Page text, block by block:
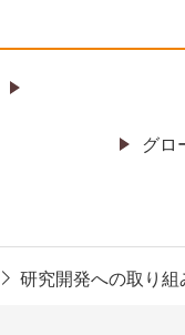
グロ
研究開発への取り組